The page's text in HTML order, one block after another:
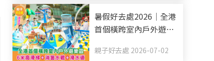
暑假好去處2026｜全港
首個橫跨室內戶外遊樂
+滑水道
親子好去處 2026-07-02